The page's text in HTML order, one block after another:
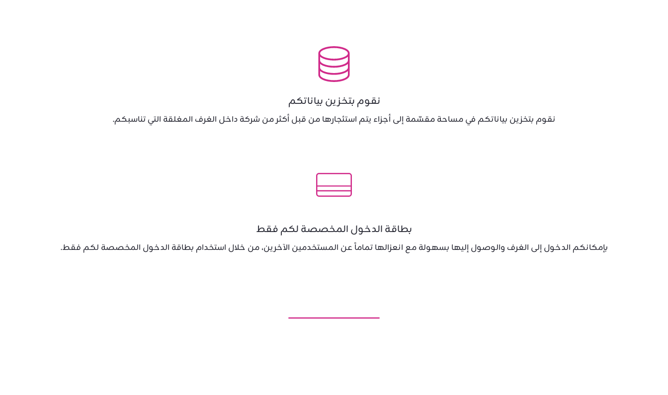
نقوم بتخزين بياناتكم
نقوم بتخزين بياناتكم في مساحة مقسّمة إلى أجزاء يتم استئجارها من قبل أكثر من شركة داخل الغرف المغلقة التي تناسبكم.
بطاقة الدخول المخصصة لكم فقط
بإمكانكم الدخول إلى الغرف والوصول إليها بسهولة مع انعزالها تماماً عن المستخدمين الآخرين، من خلال استخدام بطاقة الدخول المخصصة لكم فقط.